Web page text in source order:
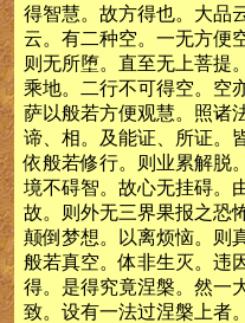
得智慧。故方得也。大品
云。有二种空。一无方便
则无所堕。直至无上菩提
乘地。二行不可得空。空
萨以般若方便观慧。照诸
谛、相。及能证、所证。
依般若修行。则业累解脱
境不碍智。故心无挂碍。
故。则外无三界果报之恐
颠倒梦想。以离烦恼。则
般若真空。体非生灭。违
得。是得究竟涅槃。然一
致。设有一法过涅槃上者